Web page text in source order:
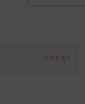
Anzeige